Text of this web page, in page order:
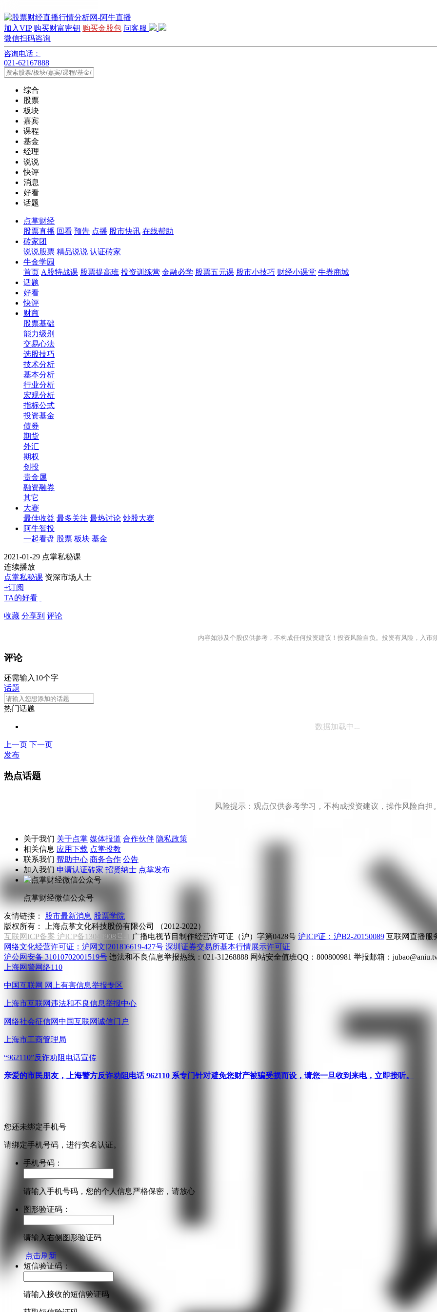
加入VIP 购买财富密钥 购买金股包 问客服
微信扫码咨询
咨询电话：
021-62167888
综合
股票
板块
嘉宾
课程
基金
经理
说说
快评
消息
好看
话题
点掌财经
股票直播 回看 预告 点播 股市快讯 在线帮助
砖家团
说说股票 精品说说 认证砖家
牛金学园
首页 A股特战课 股票提高班 投资训练营 金融必学 股票五元课 股市小技巧 财经小课堂 牛券商城
话题
好看
快评
财商
股票基础
能力级别
交易心法
选股技巧
技术分析
基本分析
行业分析
宏观分析
指标公式
投资基金
债券
期货
外汇
期权
创投
贵金属
融资融券
其它
大赛
最佳收益 最多关注 最热讨论 炒股大赛
阿牛智投
一起看盘 股票 板块 基金
2021-01-29 点掌私秘课
连续播放
点掌私秘课 资深市场人士
+订阅
TA的好看
收藏 分享到 评论
内容如涉及个股仅供参考，不构成任何投资建议！投资风险自负。投资有风险，入市
评论
还需输入10个字
话题
热门话题
数据加载中...
上一页 下一页
发布
热点话题
风险提示：观点仅供参考学习，不构成投资建议，操作风险自担
关于我们 关于点掌 媒体报道 合作伙伴 隐私政策
相关信息 应用下载 点掌投教
联系我们 帮助中心 商务合作 公告
加入我们 申请认证砖家 招贤纳士 点掌发布
点掌财经微信公众号
友情链接： 股市最新消息 股票学院
版权所有：
上海点掌文化科技股份有限公司 （2012-2022）
互联网ICP备案 沪ICP备13044908号-1
广播电视节目制作经营许可证（沪）字第0428号 沪ICP证：沪B2-20150089 互联网直播服
网络文化经营许可证：沪网文[2018]6619-427号 深圳证券交易所基本行情展示许可证
沪公网安备 31010702001519号 违法和不良信息举报热线：021-31268888 网站安全值班QQ：800800981 举报邮箱：
上海网警网络110
中国互联网 网上有害信息举报专区
上海市互联网违法和不良信息举报中心
网络社会征信网中国互联网诚信门户
上海市工商管理局
“962110”反诈劝阻电话宣传
亲爱的市民朋友，上海警方反诈劝阻电话 962110 系专门针对避免您财产被骗受损而设，请您一旦收到来电，立即接听。
您还未绑定手机号
请绑定手机号码，进行实名认证。
手机号码：
请输入手机号码，您的个人信息严格保密，请放心
图形验证码：
请输入右侧图形验证码
点击刷新
短信验证码：
请输入接收的短信验证码